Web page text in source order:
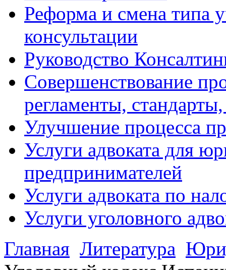
Реформа и смена типа
консультации
Руководство
Совершенствование
регламенты,
Улучшение процесса
Услуги адвоката для
предпринимателей
Услуги адвоката по
Услуги уголовного
Главная Литература